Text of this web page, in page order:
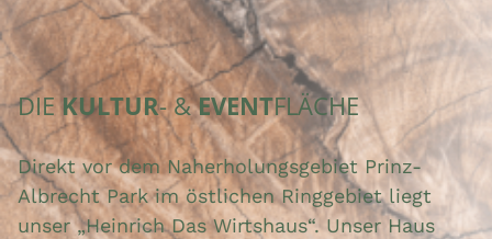
DIEKULTUR- &EVENTFLÄCHE
Direkt vor dem Naherholungsgebiet Prinz-
Albrecht Park im östlichen Ringgebiet liegt
unser „Heinrich Das Wirtshaus“. Unser Haus